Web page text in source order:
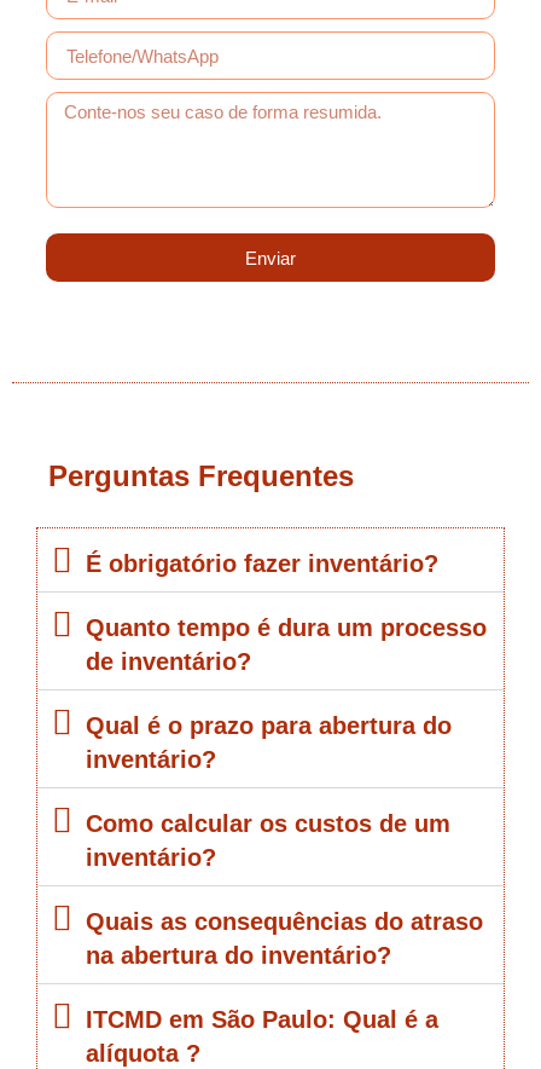
Enviar
Perguntas Frequentes
É obrigatório fazer inventário?
Quanto tempo é dura um processo
de inventário?
Qual é o prazo para abertura do
inventário?
Como calcular os custos de um
inventário?
Quais as consequências do atraso
na abertura do inventário?
ITCMD em São Paulo: Qual é a
alíquota ?